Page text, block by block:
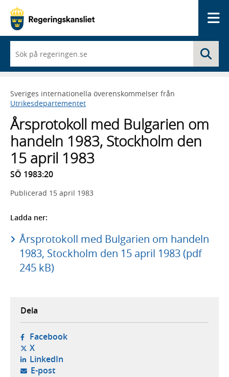
du
börjar
skriva
framträder
en
lista
med
sökförslag
Sveriges internationella överenskommelser från
Utrikesdepartementet
Årsprotokoll med Bulgarien om
handeln 1983, Stockholm den
15 april 1983
SÖ 1983:20
Publicerad 15 april 1983
Ladda ner:
Årsprotokoll med Bulgarien om handeln
1983, Stockholm den 15 april 1983 (pdf
245 kB)
Dela
Facebook- öppnas i ny flik, extern webbplats,
X- öppnas i ny flik, extern webbplats,
LinkedIn- öppnas i ny flik, extern webbplats,
E-post- öppnar din e-postklient,